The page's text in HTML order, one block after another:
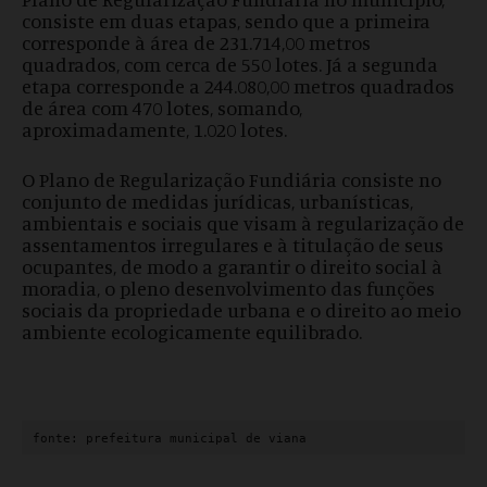
consiste em duas etapas, sendo que a primeira
corresponde à área de 231.714,00 metros
quadrados, com cerca de 550 lotes. Já a segunda
etapa corresponde a 244.080,00 metros quadrados
de área com 470 lotes, somando,
aproximadamente, 1.020 lotes.
O Plano de Regularização Fundiária consiste no
conjunto de medidas jurídicas, urbanísticas,
ambientais e sociais que visam à regularização de
assentamentos irregulares e à titulação de seus
ocupantes, de modo a garantir o direito social à
moradia, o pleno desenvolvimento das funções
sociais da propriedade urbana e o direito ao meio
ambiente ecologicamente equilibrado.
fonte: prefeitura municipal de viana